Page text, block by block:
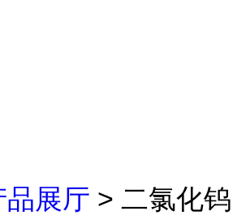
品展厅 > 二氯化钨